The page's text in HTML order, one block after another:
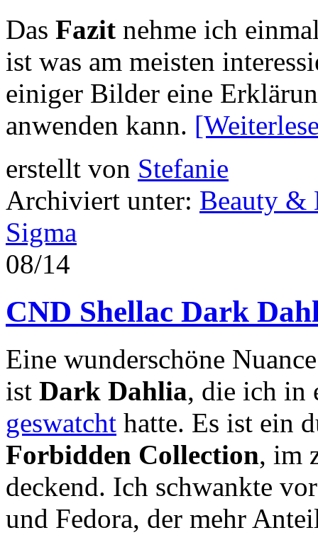
Das Fazit nehme ich
ist was am meisten
einiger Bilder eine
anwenden kann.
erstellt von Stefanie
Archiviert unter: Beauty &
Sigma
08/14
CND Shellac Dark
Eine wunderschöne
ist Dark Dahlia, die ich in
geswatcht hatte. Es ist ein
Forbidden Collection, im
deckend. Ich schwankte
und Fedora, der mehr